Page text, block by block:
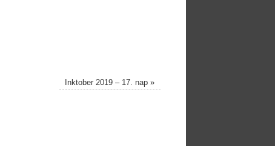
Inktober 2019 – 17. nap»